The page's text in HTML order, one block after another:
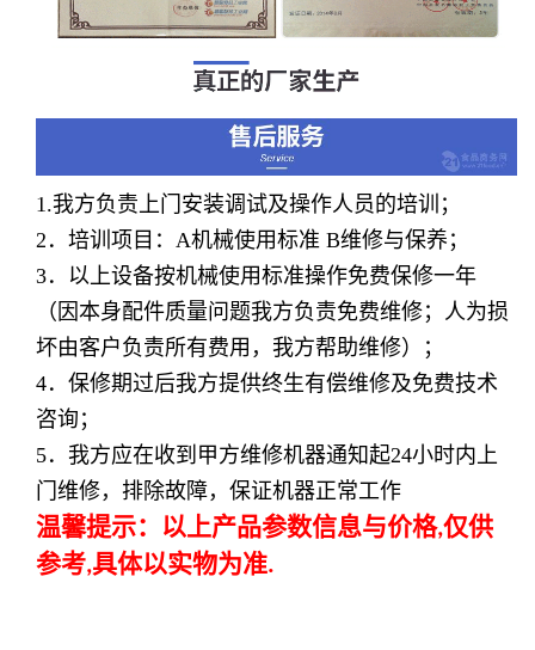
1.我方负责上门安装调试及操作人员的培训；
2 ．培训项目： A机械使用标准 B维修与保养；
3．以上设备按机械使用标准操作免费保修一年
（因本身配件质量问题我方负责免费维修；人为损
坏由客户负责所有费用，我方帮助维修）；
4．保修期过后我方提供终生有偿维修及免费技术
咨询；
5．我方应在收到甲方维修机器通知起24小时内上
门维修，排除故障，保证机器正常工作
温馨提示：以上产品参数信息与价格,仅供
参考,具体以实物为准.